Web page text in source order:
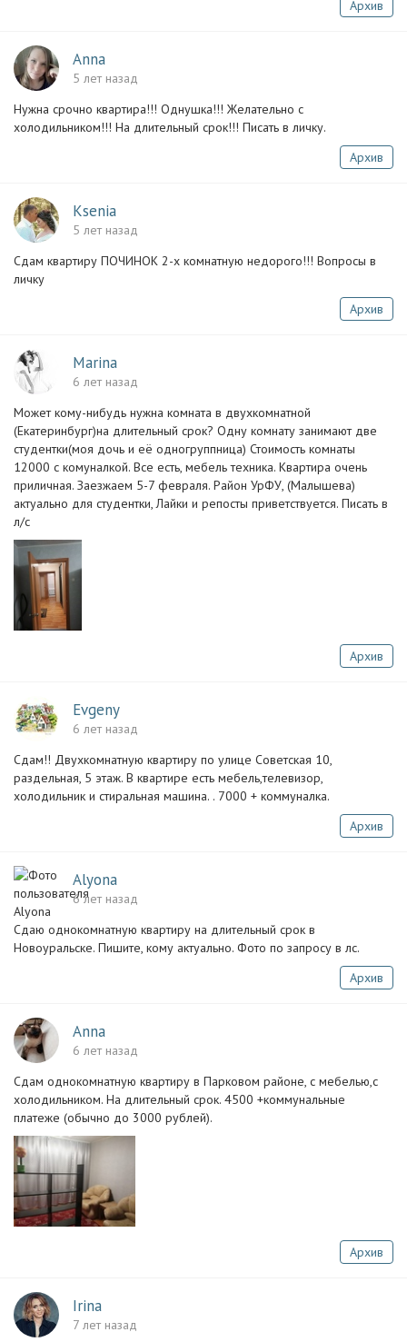
Архив
Anna
5 лет назад
Нужна срочно квартира!!! Однушка!!! Желательно с
холодильником!!! На длительный срок!!! Писать в личку.
Архив
Ksenia
5 лет назад
Сдам квартиру ПОЧИНОК 2-х комнатную недорого!!! Вопросы в
личку
Архив
Marina
6 лет назад
Может кому-нибудь нужна комната в двухкомнатной
(Екатеринбург)на длительный срок? Одну комнату занимают две
студентки(моя дочь и её одногруппница) Стоимость комнаты
12000 с комуналкой. Все есть, мебель техника. Квартира очень
приличная. Заезжаем 5-7 февраля. Район УрФУ, (Малышева)
актуально для студентки, Лайки и репосты приветствуется. Писать в
л/с
Архив
Evgeny
6 лет назад
Сдам!! Двухкомнатную квартиру по улице Советская 10,
раздельная, 5 этаж. В квартире есть мебель,телевизор,
холодильник и стиральная машина. . 7000 + коммуналка.
Архив
Alyona
6 лет назад
Сдаю однокомнатную квартиру на длительный срок в
Новоуральске. Пишите, кому актуально. Фото по запросу в лс.
Архив
Anna
6 лет назад
Сдам однокомнатную квартиру в Парковом районе, с мебелью,с
холодильником. На длительный срок. 4500 +коммунальные
платеже (обычно до 3000 рублей).
Архив
Irina
7 лет назад